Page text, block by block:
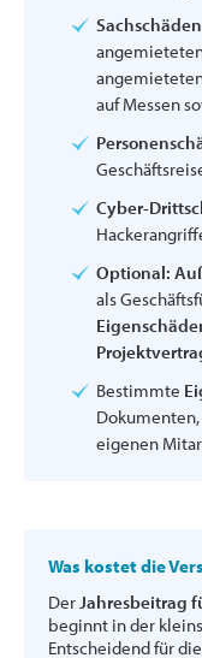
Sachschäden
auf Messen
Cyber-
Optional:
als
Bestimmte
eigenen
Was kostet die
Der Jahresbeitrag
beginnt in der
Entscheidend für